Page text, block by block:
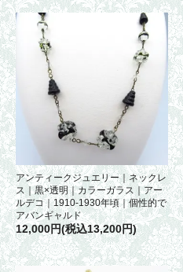
アンティークジュエリー｜ネックレ
ス｜黒×透明｜カラーガラス｜アー
ルデコ｜1910-1930年頃｜個性的で
アバンギャルド
12,000円(税込13,200円)